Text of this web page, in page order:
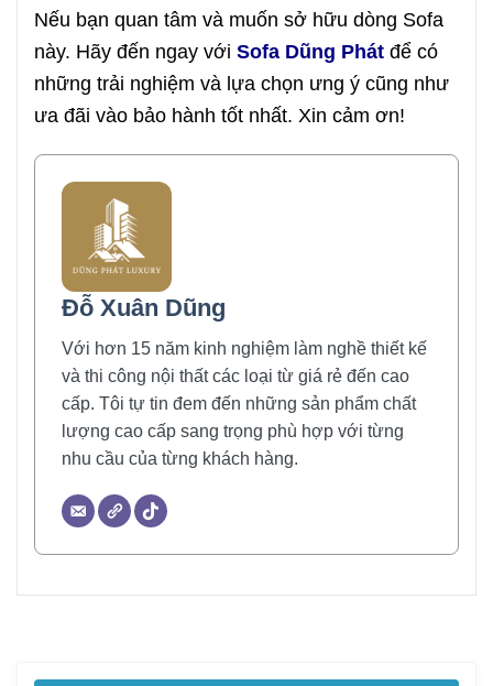
Nếu bạn quan tâm và muốn sở hữu dòng Sofa
này. Hãy đến ngay với Sofa Dũng Phát để có
những trải nghiệm và lựa chọn ưng ý cũng như
ưa đãi vào bảo hành tốt nhất. Xin cảm ơn!
Đỗ Xuân Dũng
Với hơn 15 năm kinh nghiệm làm nghề thiết kế
và thi công nội thất các loại từ giá rẻ đến cao
cấp. Tôi tự tin đem đến những sản phẩm chất
lượng cao cấp sang trọng phù hợp với từng
nhu cầu của từng khách hàng.